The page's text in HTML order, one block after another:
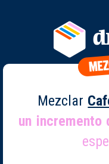
Mezclar
un incremento